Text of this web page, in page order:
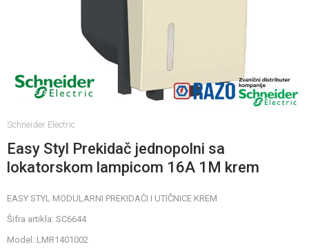
Schneider Electric
Easy Styl Prekidač jednopolni sa
lokatorskom lampicom 16A 1M krem
EASY STYL MODULARNI PREKIDAČI I UTIČNICE KREM
Šifra artikla: SC6644
Model: LMR1401002